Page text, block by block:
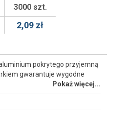
3000 szt.
2,09 zł
pokrytego przyjemną
gwarantuje wygodne
Pokaż więcej...